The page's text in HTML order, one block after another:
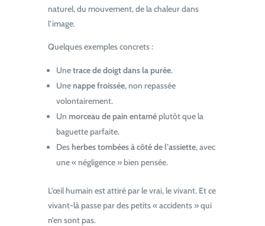
naturel, du mouvement, de la chaleur dans
l’image.
Quelques exemples concrets :
Unetrace de doigt dans la purée.
Unenappe froissée, non repassée
volontairement.
Un morceau de pain entaméplutôt que la
baguette parfaite.
Desherbes tombées à côté de l’assiette, avec
une « négligence » bien pensée.
L’œil humain est attiré par le vrai, le vivant. Et ce
vivant-là passe par des petits « accidents » qui
n’en sont pas.